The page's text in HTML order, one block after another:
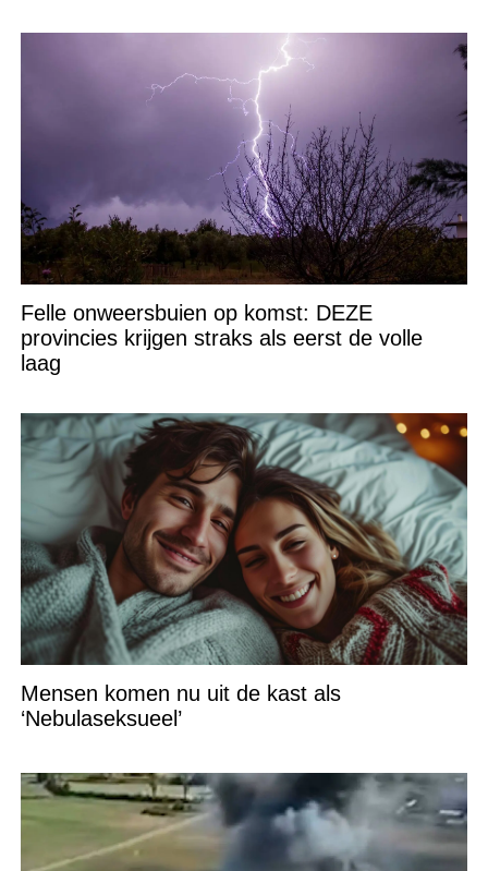
Felle onweersbuien op komst: DEZE
provincies krijgen straks als eerst de volle
laag
Mensen komen nu uit de kast als
‘Nebulaseksueel’